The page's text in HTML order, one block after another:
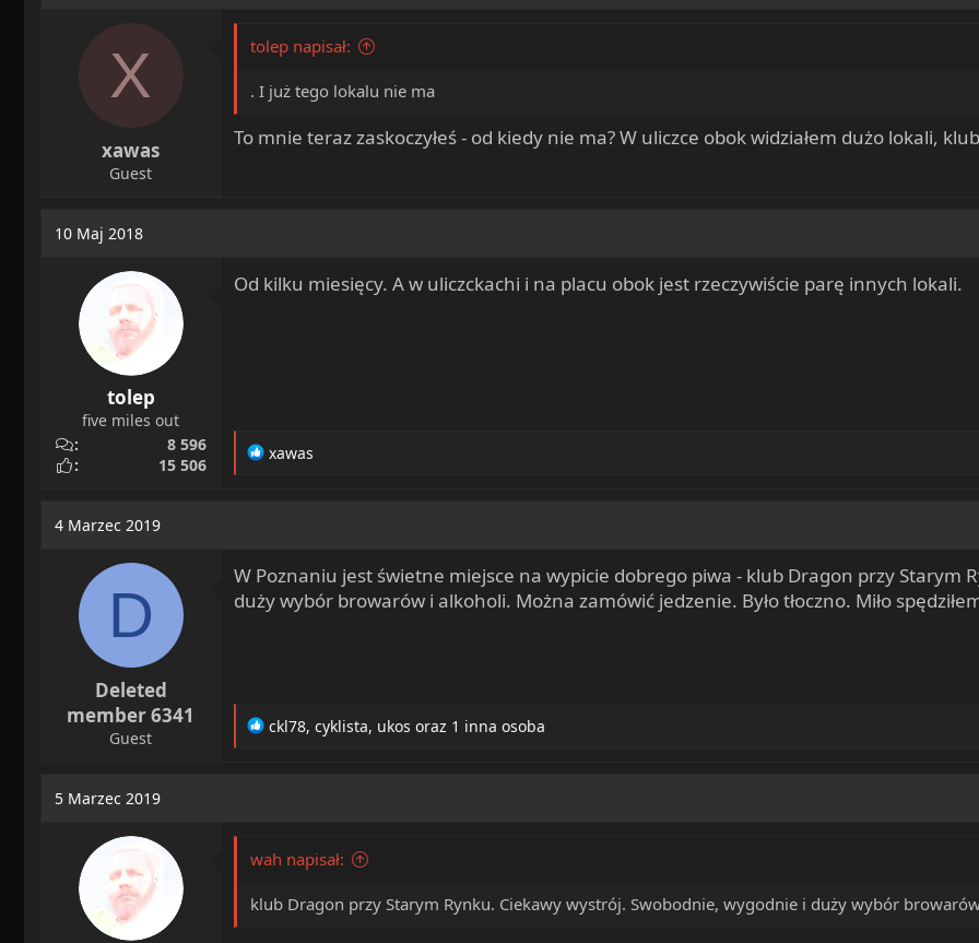
X
xawas
Guest
tolep napisał:
. I już tego lokalu nie ma
To mnie teraz zaskoczyłeś - od kiedy nie ma? W uliczce obok widziałem dużo lokali,
10 Maj 2018
tolep
five miles out
8 596
15 506
Od kilku miesięcy. A w uliczckachi i na placu obok jest rzeczywiście parę innych lokali.
R
o
n
s
xawas
4 Marzec 2019
D
Deleted
member 6341
Guest
W Poznaniu jest świetne miejsce na wypicie dobrego piwa - klub Dragon przy Starym
duży wybór browarów i alkoholi. Można zamówić jedzenie. Było tłoczno. Miło
R
o
n
:
ckl78, cyklista, ukos oraz 1 inna osoba
5 Marzec 2019
wah napisał:
klub Dragon przy Starym Rynku. Ciekawy wystrój. Swobodnie, wygodnie i duży wybór